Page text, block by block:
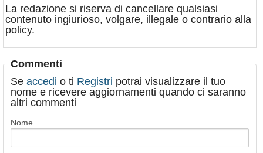
La redazione si riserva di cancellare qualsiasi
contenuto ingiurioso, volgare, illegale o contrario alla
policy.
Commenti
Se accedi o ti Registri potrai visualizzare il tuo
nome e ricevere aggiornamenti quando ci saranno
altri commenti
Nome